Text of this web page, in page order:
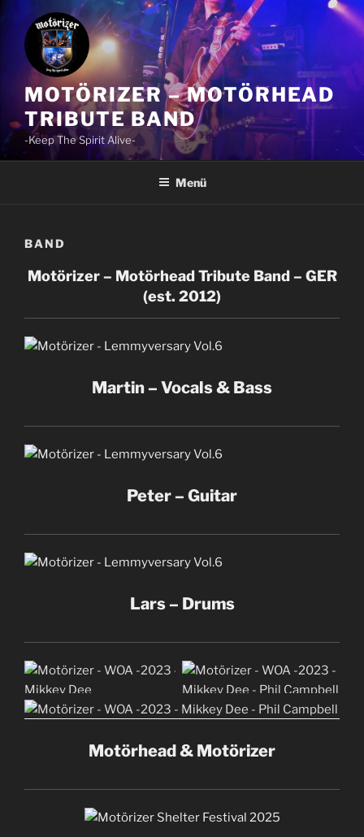
Inhalt
springen
MOTÖRIZER – MOTÖRHEAD
TRIBUTE BAND
-Keep The Spirit Alive-
Menü
BAND
Motörizer – Motörhead Tribute Band – GER
(est. 2012)
Martin – Vocals & Bass
Peter – Guitar
Lars – Drums
Motörhead & Motörizer